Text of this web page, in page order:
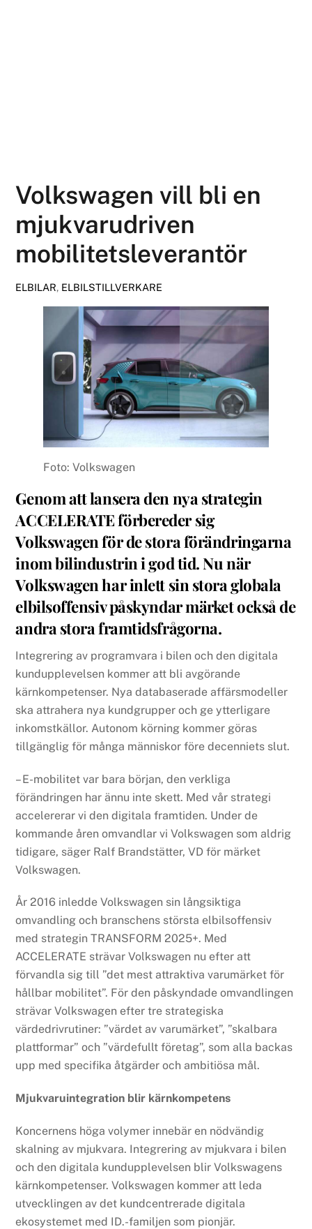
Volkswagen vill bli en
mjukvarudriven
mobilitetsleverantör
ELBILAR, ELBILSTILLVERKARE
Foto: Volkswagen
Genom att lansera den nya strategin
ACCELERATE förbereder sig
Volkswagen för de stora förändringarna
inom bilindustrin i god tid. Nu när
Volkswagen har inlett sin stora globala
elbilsoffensiv påskyndar märket också de
andra stora framtidsfrågorna.
Integrering av programvara i bilen och den digitala
kundupplevelsen kommer att bli avgörande
kärnkompetenser. Nya databaserade affärsmodeller
ska attrahera nya kundgrupper och ge ytterligare
inkomstkällor. Autonom körning kommer göras
tillgänglig för många människor före decenniets slut.
– E-mobilitet var bara början, den verkliga
förändringen har ännu inte skett. Med vår strategi
accelererar vi den digitala framtiden. Under de
kommande åren omvandlar vi Volkswagen som aldrig
tidigare, säger Ralf Brandstätter, VD för märket
Volkswagen.
År 2016 inledde Volkswagen sin långsiktiga
omvandling och branschens största elbilsoffensiv
med strategin TRANSFORM 2025+. Med
ACCELERATE strävar Volkswagen nu efter att
förvandla sig till ”det mest attraktiva varumärket för
hållbar mobilitet”. För den påskyndade omvandlingen
strävar Volkswagen efter tre strategiska
värdedrivrutiner: ”värdet av varumärket”, ”skalbara
plattformar” och ”värdefullt företag”, som alla backas
upp med specifika åtgärder och ambitiösa mål.
Mjukvaruintegration blir kärnkompetens
Koncernens höga volymer innebär en nödvändig
skalning av mjukvara. Integrering av mjukvara i bilen
och den digitala kundupplevelsen blir Volkswagens
kärnkompetenser. Volkswagen kommer att leda
utvecklingen av det kundcentrerade digitala
ekosystemet med ID.-familjen som pionjär.